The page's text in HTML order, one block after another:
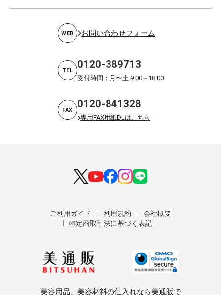
WEB お問い合わせフォーム
TEL 0120-389713
受付時間：月〜土 9:00～18:00
FAX 0120-841328
専用FAX用紙DLはこちら
ご利用ガイド 利用規約
会社概要
特定商取引法に基づく表記
美容用品、美容材料の仕入れなら美通販で